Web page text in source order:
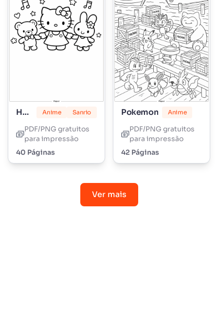
Hello Kitty Anime Sanrio
PDF/PNG gratuitos
para impressão
40 Páginas
Pokemon Anime
PDF/PNG gratuitos
para impressão
42 Páginas
Ver mais